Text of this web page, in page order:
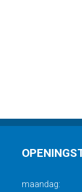
maandag: